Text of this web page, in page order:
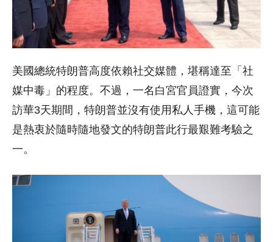
美國總統特朗普高度依賴社交媒體，堪稱達至「社
媒中毒」的程度。不過，一名白宮官員證實，今次
訪華3天期間，特朗普並沒有使用私人手機，這可能
是熱衷於隨時隨地發文的特朗普此行最艱難考驗之
一。